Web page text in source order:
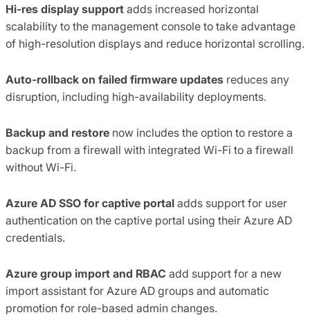
Hi-res display support adds increased horizontal
scalability to the management console to take advantage
of high-resolution displays and reduce horizontal scrolling.
Auto-rollback on failed firmware updates reduces any
disruption, including high-availability deployments.
Backup and restore now includes the option to restore a
backup from a firewall with integrated Wi-Fi to a firewall
without Wi-Fi.
Azure AD SSO for captive portal adds support for user
authentication on the captive portal using their Azure AD
credentials.
Azure group import and RBAC add support for a new
import assistant for Azure AD groups and automatic
promotion for role-based admin changes.